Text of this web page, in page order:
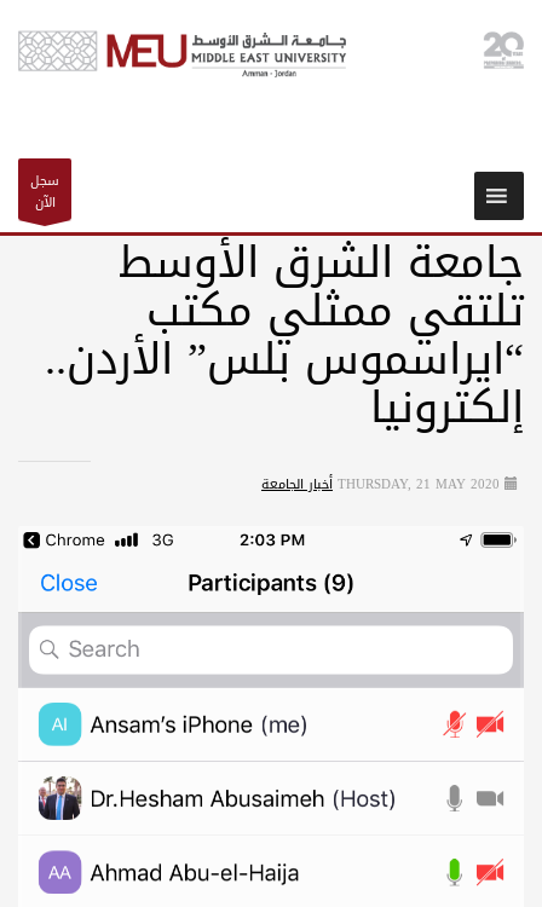
سجل
الآن
جامعة الشرق الأوسط
تلتقي ممثلي مكتب
“ايراسموس بلس” الأردن..
إلكترونيا
THURSDAY, 21 MAY 2020أخبار الجامعة